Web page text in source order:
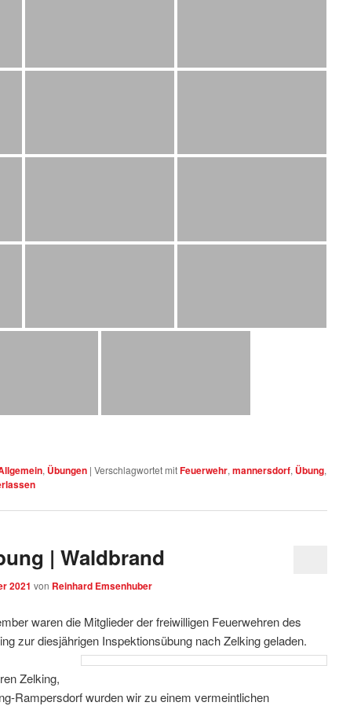
, Übungen | Verschlagwortet mitFeuerwehr, mannersdorf, Übung,
| Waldbrand
2021 von Reinhard Emsenhuber
waren die Mitglieder der freiwilligen Feuerwehren des
zur diesjährigen Inspektionsübung nach Zelking geladen.
Zelking,
Rampersdorf wurden wir zu einem vermeintlichen